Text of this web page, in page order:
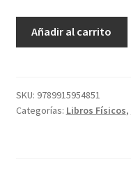
Selva
(con
Añadir al carrito
SKU: 9789915954851
Categorías: Libros Físicos,